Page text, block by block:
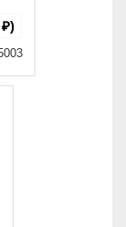
₽)